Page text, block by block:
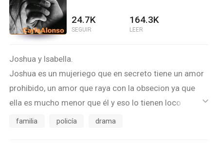
24.7K
SEGUIR
164.3K
LEER
Joshua y Isabella.
Joshua es un mujeriego que en secreto tiene un amor
prohibido, un amor que raya con la obsecion ya que
ella es mucho menor que él y eso lo tienen loco
sabiendo que no es correcto.
ic_default
familia policía drama